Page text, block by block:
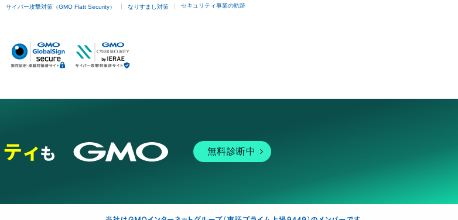
サイバー攻撃対策（GMO Flatt Security） なりすまし対策 セキュリティ事業の軌跡
無料診断中